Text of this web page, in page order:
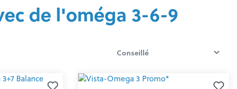
de l'oméga 3-6-9